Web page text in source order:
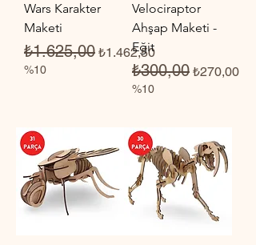
Wars Karakter
Maketi
Normal Fiyat
₺1.625,00 İndirimli Fiyat
₺1.462,50
%10
Velociraptor
Ahşap Maketi -
Eğit
Normal Fiyat
₺300,00 İndirimli
₺270,00
%10